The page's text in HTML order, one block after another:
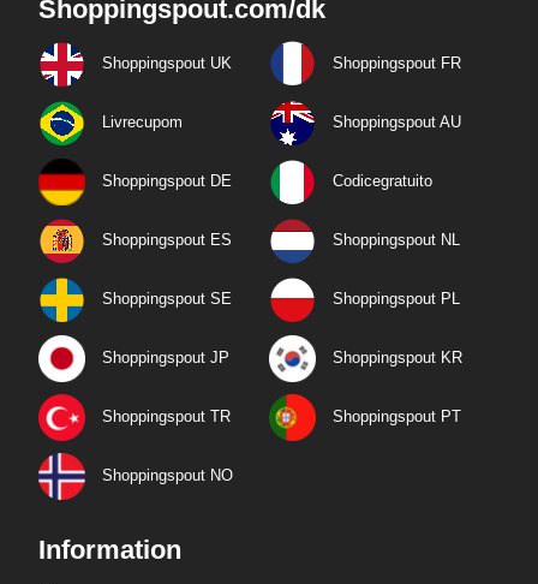
Shoppingspout.com/dk
Shoppingspout UK Shoppingspout FR
Livrecupom Shoppingspout AU
Shoppingspout DE Codicegratuito
Shoppingspout ES Shoppingspout NL
Shoppingspout SE Shoppingspout PL
Shoppingspout JP Shoppingspout KR
Shoppingspout TR Shoppingspout PT
Shoppingspout NO
Information